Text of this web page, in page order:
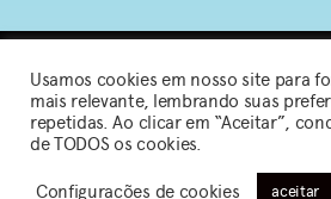
2026 © Sou de Algodão
Política de Privacidade|
Usamos cookies em nosso site para
mais relevante, lembrando suas
repetidas. Ao clicar em “Aceitar”,
de TODOS os cookies.
Configurações de cookies aceitar